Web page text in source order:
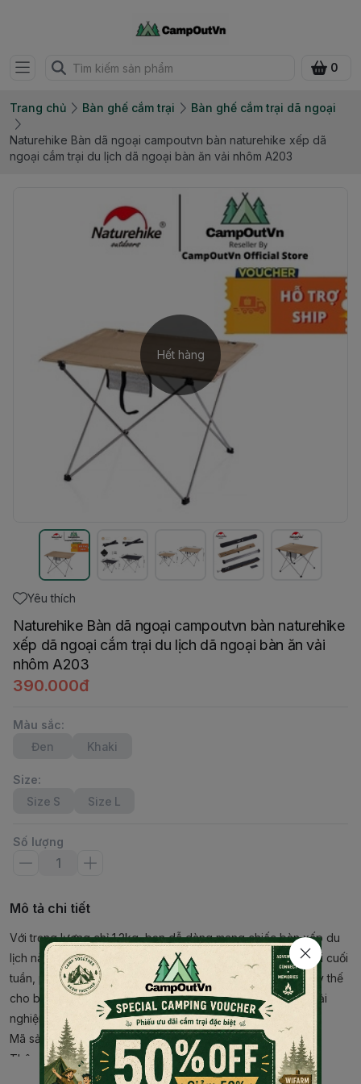
0
Trang chủ Bàn ghế cắm trại Bàn ghế cắm trại dã ngoại
Naturehike Bàn dã ngoại campoutvn bàn naturehike xếp dã
ngoại cắm trại du lịch dã ngoại bàn ăn vải nhôm A203
Hết hàng
Yêu thích
Naturehike Bàn dã ngoại campoutvn bàn naturehike
xếp dã ngoại cắm trại du lịch dã ngoại bàn ăn vải
nhôm A203
390.000đ
Màu sắc:
Đen
Khaki
Size:
Size S
Size L
Số lượng
Mô tả chi tiết
Với trọng lượng chỉ 1.2kg, bạn dễ dàng mang chiếc bàn xếp du
lịch này đi bất cứ đâu, rất thuận tiện cho các chuyến đi chơi cuối
tuần, phượt, cắm trại.. cùng gia đình, bạn bè. Nó có thể thay thế
cho bàn ăn, bàn uống trà, bàn để đồ dùng.. và nâng cao trải
nghiệm du lịch bụi trở nên tiện nghi, đầy đủ, hấp dẫn hơn.
Mã sản phẩm: NH15Z012-L
Thông tin chi tiết sản phẩm:
– Chất liệu: Hợp kim Nhôm, Sợi Offord 1680D
Đọc thêm nội dung